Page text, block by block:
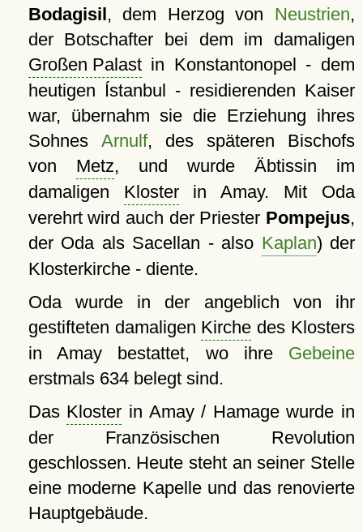
Bodagisil, dem Herzog von Neustrien,
der Botschafter bei dem im damaligen
Großen Palastin Konstantonopel - dem
heutigen Ístanbul - residierenden Kaiser
war, übernahm sie die Erziehung ihres
Sohnes Arnulf, des späteren Bischofs
von Metz, und wurde Äbtissin im
damaligen Klosterin Amay. Mit Oda
verehrt wird auch der Priester Pompejus,
der Oda als Sacellan - also Kaplan) der
Klosterkirche - diente.
Oda wurde in der angeblich von ihr
gestifteten damaligen Kirche des Klosters
in Amay bestattet, wo ihre Gebeine
erstmals 634 belegt sind.
Das Kloster in Amay / Hamage wurde in
der Französischen Revolution
geschlossen. Heute steht an seiner Stelle
eine moderne Kapelle und das renovierte
Hauptgebäude.